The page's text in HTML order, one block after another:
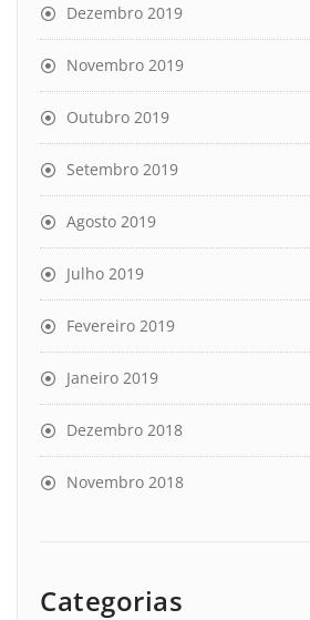
Dezembro 2019
Novembro 2019
Outubro 2019
Setembro 2019
Agosto 2019
Julho 2019
Fevereiro 2019
Janeiro 2019
Dezembro 2018
Novembro 2018
Categorias